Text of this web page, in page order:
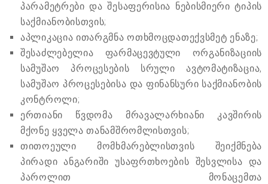
პარამეტრები და შესაფერისია ნებისმიერი ტიპის
საქმიანობისთვის;
აპლიკაცია ითარგმნა ოთხმოცდათექვსმეტ ენაზე;
შესაძლებელია ფარმაცევტული ორგანიზაციის
სამუშაო პროცესების სრული ავტომატიზაცია,
სამუშაო პროცესებისა და ფინანსური საქმიანობის
კონტროლი;
ერთიანი წვდომა მრავალარხიანი კავშირის
მქონე ყველა თანამშრომლისთვის;
თითოეული მომხმარებლისთვის შეიქმნება
პირადი ანგარიში უსაფრთხოების შესვლისა და
პაროლით მონაცემთა